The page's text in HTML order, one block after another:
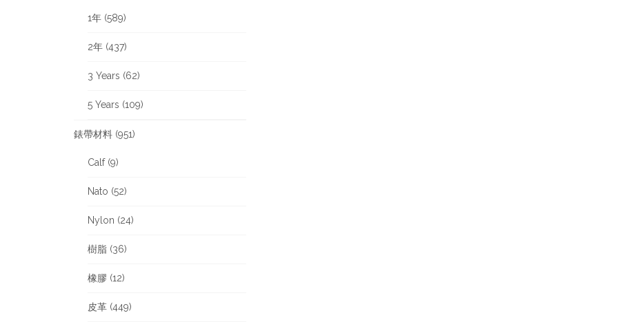
1年 (589)
2年 (437)
3 Years (62)
5 Years (109)
錶帶材料 (951)
Calf (9)
Nato (52)
Nylon (24)
樹脂 (36)
橡膠 (12)
皮革 (449)